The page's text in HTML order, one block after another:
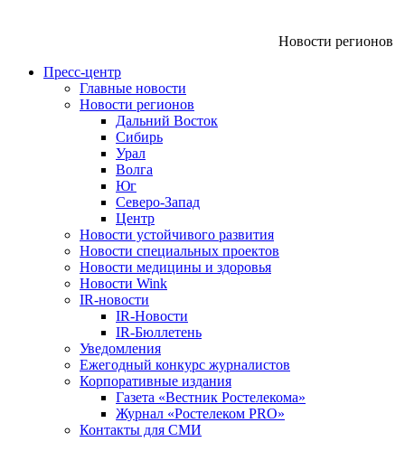
Новости регионов
Пресс-центр
Главные новости
Новости регионов
Дальний Восток
Сибирь
Урал
Волга
Юг
Северо-Запад
Центр
Новости устойчивого развития
Новости специальных проектов
Новости медицины и здоровья
Новости Wink
IR-новости
IR-Новости
IR-Бюллетень
Уведомления
Ежегодный конкурс журналистов
Корпоративные издания
Газета «Вестник Ростелекома»
Журнал «Ростелеком PRO»
Контакты для СМИ